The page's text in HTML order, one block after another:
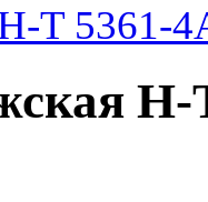
T 5361-
H-